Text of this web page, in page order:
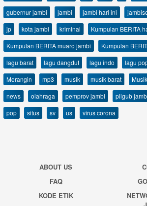
gubernur jambi
jambi jambi hari ini
jp
kota jambi kriminal
Kumpulan BERITA
Kumpulan BERITA muaro jambi
Kumpulan
lagu barat
lagu dangdut lagu indo lagu
Merangin
mp3 musik musik barat
news
olahraga pemprov jambi pilgub
pop
situs sv us virus corona
ABOUT US
FAQ
KODE ETIK